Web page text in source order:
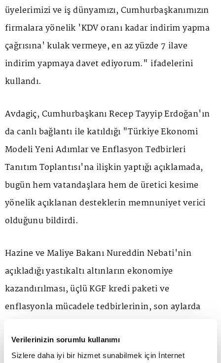
Verilerinizin sorumlu kullanımı
Sizlere daha iyi bir hizmet sunabilmek için İnternet
üyelerimizi ve iş dünyamızı, Cumhurbaşkanımızın
firmalara yönelik 'KDV oranı kadar indirim yapma
çağrısına' kulak vermeye, en az yüzde 7 ilave
indirim yapmaya davet ediyorum." ifadelerini
kullandı.
Avdagiç, Cumhurbaşkanı Recep Tayyip Erdoğan'ın
da canlı bağlantı ile katıldığı "Türkiye Ekonomi
Modeli Yeni Adımlar ve Enflasyon Tedbirleri
Tanıtım Toplantısı'na ilişkin yaptığı açıklamada,
bugün hem vatandaşlara hem de üretici kesime
yönelik açıklanan desteklerin memnuniyet verici
olduğunu bildirdi.
Hazine ve Maliye Bakanı Nureddin Nebati'nin
açıkladığı yastıkaltı altınların ekonomiye
kazandırılması, üçlü KGF kredi paketi ve
enflasyonla mücadele tedbirlerinin, son aylarda
olacağını ifade eden Avdagiç, "Yastıkaltı altınların
ekonomiye kazandırılması için ilk defa somut bir